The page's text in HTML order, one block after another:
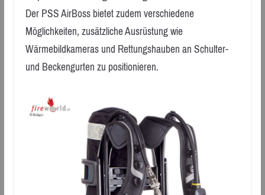
Der PSS AirBoss bietet zudem verschiedene
Möglichkeiten, zusätzliche Ausrüstung wie
Wärmebildkameras und Rettungshauben an Schulter-
und Beckengurten zu positionieren.